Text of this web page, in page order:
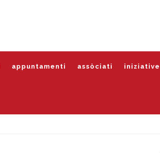
appuntamenti assòciati iniziative